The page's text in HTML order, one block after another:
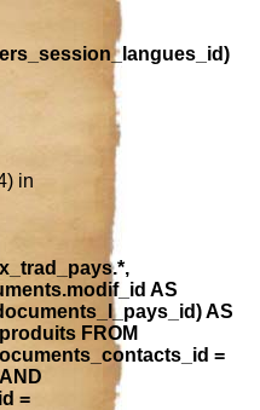
in
AS
AS
FROM
=
=